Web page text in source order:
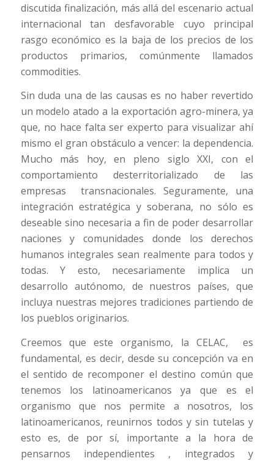
discutida finalización, más allá del escenario actual
internacional tan desfavorable cuyo principal
rasgo económico es la baja de los precios de los
productos primarios, comúnmente llamados
commodities.
Sin duda una de las causas es no haber revertido
un modelo atado a la exportación agro-minera, ya
que, no hace falta ser experto para visualizar ahí
mismo el gran obstáculo a vencer: la dependencia.
Mucho más hoy, en pleno siglo XXI, con el
comportamiento desterritorializado de las
empresas transnacionales. Seguramente, una
integración estratégica y soberana, no sólo es
deseable sino necesaria a fin de poder desarrollar
naciones y comunidades donde los derechos
humanos integrales sean realmente para todos y
todas. Y esto, necesariamente implica un
desarrollo autónomo, de nuestros países, que
incluya nuestras mejores tradiciones partiendo de
los pueblos originarios.
Creemos que este organismo, la CELAC, es
fundamental, es decir, desde su concepción va en
el sentido de recomponer el destino común que
tenemos los latinoamericanos ya que es el
organismo que nos permite a nosotros, los
latinoamericanos, reunirnos todos y sin tutelas y
esto es, de por sí, importante a la hora de
pensarnos independientes , integrados y